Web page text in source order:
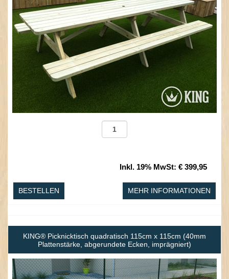
Inkl. 19% MwSt: € 399,95
MEHR INFORMATIONEN
BESTELLEN
KING® Picknicktisch quadratisch 115cm x 115cm (40mm
Plattenstärke, abgerundete Ecken, imprägniert)